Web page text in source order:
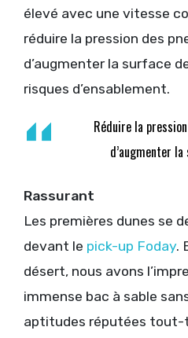
élevé avec une vitesse
réduire la pression des
d’augmenter la surface
risques d’ensablement.
Réduire la
d’augmenter
Rassurant
Les premières dunes se
devant le pick-up Foday.
désert, nous avons
immense bac à sable
aptitudes réputées tout-